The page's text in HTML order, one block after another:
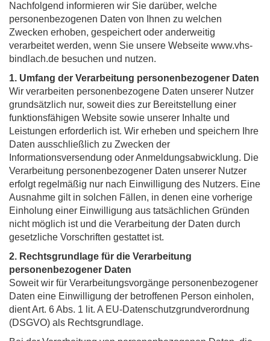
Nachfolgend informieren wir Sie darüber, welche
personenbezogenen Daten von Ihnen zu welchen
Zwecken erhoben, gespeichert oder anderweitig
verarbeitet werden, wenn Sie unsere Webseite www.vhs-
bindlach.de besuchen und nutzen.
1. Umfang der Verarbeitung personenbezogener Daten
Wir verarbeiten personenbezogene Daten unserer Nutzer
grundsätzlich nur, soweit dies zur Bereitstellung einer
funktionsfähigen Website sowie unserer Inhalte und
Leistungen erforderlich ist. Wir erheben und speichern Ihre
Daten ausschließlich zu Zwecken der
Informationsversendung oder Anmeldungsabwicklung. Die
Verarbeitung personenbezogener Daten unserer Nutzer
erfolgt regelmäßig nur nach Einwilligung des Nutzers. Eine
Ausnahme gilt in solchen Fällen, in denen eine vorherige
Einholung einer Einwilligung aus tatsächlichen Gründen
nicht möglich ist und die Verarbeitung der Daten durch
gesetzliche Vorschriften gestattet ist.
2. Rechtsgrundlage für die Verarbeitung
personenbezogener Daten
Soweit wir für Verarbeitungsvorgänge personenbezogener
Daten eine Einwilligung der betroffenen Person einholen,
dient Art. 6 Abs. 1 lit. A EU-Datenschutzgrundverordnung
(DSGVO) als Rechtsgrundlage.